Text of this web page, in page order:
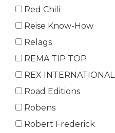
Red Chili
Reise Know-How
Relags
REMA TIP TOP
REX INTERNATIONAL
Road Editions
Robens
Robert Frederick